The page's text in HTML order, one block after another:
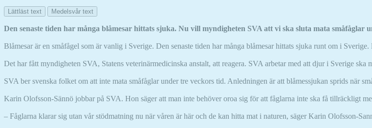
Lättläst text Medelsvår text
Den senaste tiden har många blåmesar hittats sjuka. Nu vill myndigheten SVA att vi ska sluta mata småfåglar
Blåmesar är en småfågel som är vanlig i Sverige. Den senaste tiden har många blåmesar hittats sjuka runt om i
Det har fått myndigheten SVA, Statens veterinärmedicinska anstalt, att reagera. SVA arbetar med att djur i Sverige ska
SVA ber svenska folket om att inte mata småfåglar under tre veckors tid. Anledningen är att blåmessjukan sprids när
Karin Olofsson-Sännö jobbar på SVA. Hon säger att man inte behöver oroa sig för att fåglarna inte ska få tillräckligt
– Fåglarna klarar sig utan vår stödmatning nu när våren är här och de kan hitta mat i naturen, säger Karin Olofsson-